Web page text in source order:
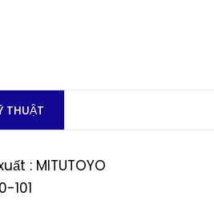
THUẬT
: MITUTOYO
101